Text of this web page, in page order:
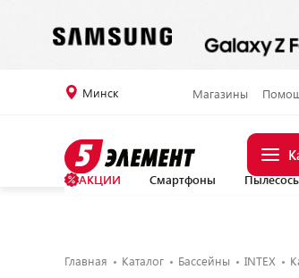
Минск Магазины
АКЦИИ Смартфоны
Главная Каталог Бассейны INTEX